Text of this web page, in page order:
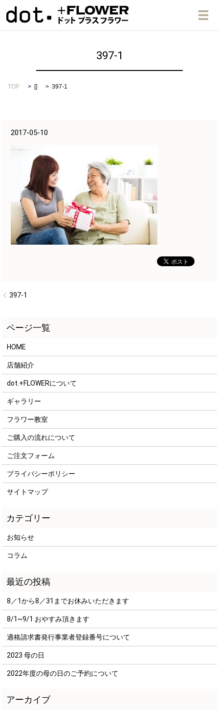
メ
397-1
TOP [] 397-1
2017-05-10
397-1
HOME
店舗紹介
dot.+FLOWERについて
ギャラリー
フラワー教室
ご購入の流れについて
ご注文フォーム
プライバシーポリシー
サイトマップ
お知らせ
コラム
8／1から8／31までお休みいただきます
8/1~9/1 おやすみ頂きます
適格請求書発行事業者登録番号について
2023 母の日
2022年度の母の日のご予約について